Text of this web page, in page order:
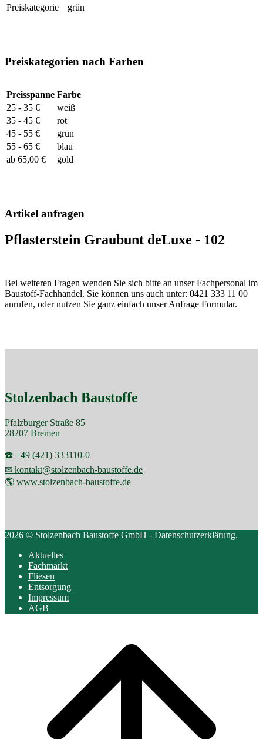
Preiskategorie
grün
Preiskategorien nach Farben
Preisspanne Farbe
25 - 35 €
weiß
35 - 45 €
rot
45 - 55 €
grün
55 - 65 €
blau
ab 65,00 €
gold
Artikel anfragen
Pflasterstein Graubunt deLuxe - 102
Bei weiteren Fragen wenden Sie sich bitte an unser Fachpersonal im
Baustoff-Fachhandel. Sie können uns auch unter: 0421 333 11 00
anrufen, oder nutzen Sie ganz einfach unser Anfrage Formular.
Stolzenbach Baustoffe
Pfalzburger Straße 85
28207 Bremen
☎️ +49 (421) 333110-0
✉ kontakt@stolzenbach-baustoffe.de
🌎 www.stolzenbach-baustoffe.de
2026 © Stolzenbach Baustoffe GmbH - Datenschutzerklärung.
Aktuelles
Fachmarkt
Fliesen
Entsorgung
Impressum
AGB